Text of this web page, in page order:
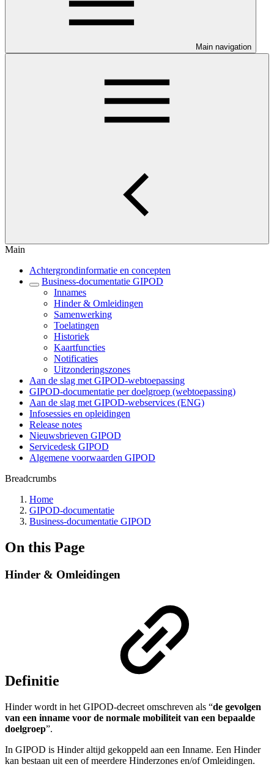
Main navigation
Main
Achtergrondinformatie en concepten
Business-documentatie GIPOD
Innames
Hinder & Omleidingen
Samenwerking
Toelatingen
Historiek
Kaartfuncties
Notificaties
Uitzonderingszones
Aan de slag met GIPOD-webtoepassing
GIPOD-documentatie per doelgroep (webtoepassing)
Aan de slag met GIPOD-webservices (ENG)
Infosessies en opleidingen
Release notes
Nieuwsbrieven GIPOD
Servicedesk GIPOD
Algemene voorwaarden GIPOD
Breadcrumbs
Home
GIPOD-documentatie
Business-documentatie GIPOD
On this Page
Hinder & Omleidingen
Definitie
Hinder wordt in het GIPOD-decreet omschreven als “de gevolgen
van een inname voor de normale mobiliteit van een bepaalde
doelgroep”.
In GIPOD is Hinder altijd gekoppeld aan een Inname. Een Hinder
kan bestaan uit een of meerdere Hinderzones en/of Omleidingen.